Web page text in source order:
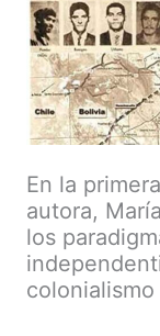
En la
autora,
los